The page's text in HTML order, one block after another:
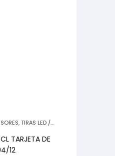
,TIRAS LED /
TARJETA DE
12